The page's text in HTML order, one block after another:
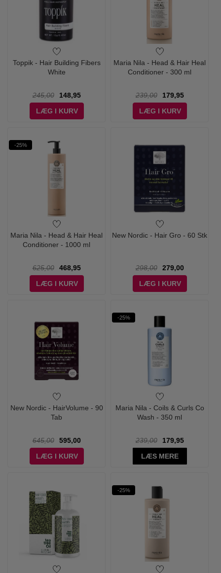
Toppik - Hair Building Fibers
White
245,00
148,95
LÆG I KURV
Maria Nila - Head & Hair Heal
Conditioner - 300 ml
239,00
179,95
LÆG I KURV
-25%
Maria Nila - Head & Hair Heal
Conditioner - 1000 ml
625,00
468,95
LÆG I KURV
New Nordic - Hair Gro - 60 Stk
298,00
279,00
LÆG I KURV
New Nordic - HairVolume - 90
Tab
645,00
595,00
LÆG I KURV
-25%
Maria Nila - Coils & Curls Co
Wash - 350 ml
239,00
179,95
LÆS MERE
-25%